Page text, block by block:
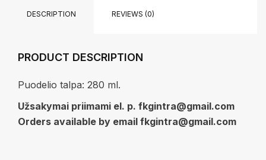
DESCRIPTION REVIEWS (0)
PRODUCT DESCRIPTION
Puodelio talpa: 280 ml.
Užsakymai priimami el. p. fkgintra@gmail.com
Orders available by email fkgintra@gmail.com